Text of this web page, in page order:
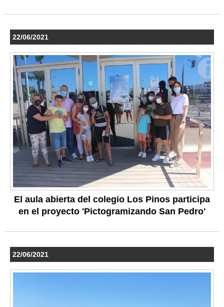
22/06/2021
El aula abierta del colegio Los Pinos participa
en el proyecto 'Pictogramizando San Pedro'
22/06/2021